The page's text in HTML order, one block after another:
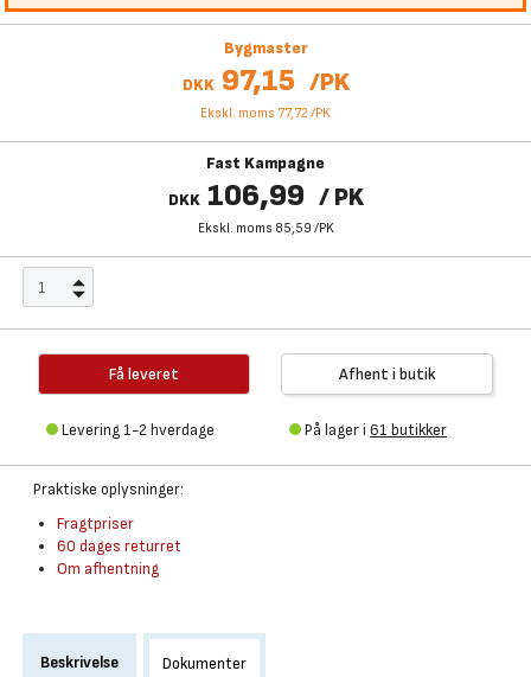
Bygmaster
DKK 97,15 /PK
Ekskl. moms 77,72 /PK
Fast Kampagne
DKK 106,99 / PK
Ekskl. moms 85,59 /PK
Få leveret
Levering 1-2 hverdage
Afhent i butik
På lager i 61 butikker
Praktiske oplysninger:
Fragtpriser
60 dages returret
Om afhentning
Beskrivelse Dokumenter